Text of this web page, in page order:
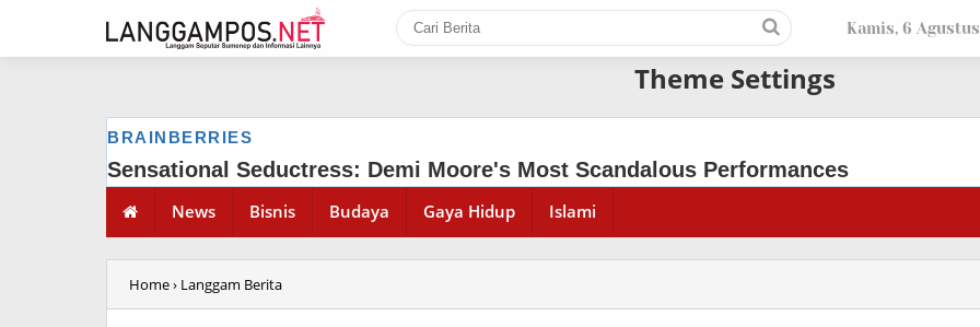
Kamis, 6
Theme Settings
News Bisnis Budaya Gaya Hidup Islami
Home› Langgam Berita